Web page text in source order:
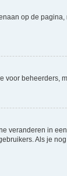
op de
voor beheerders,
veranderen in
Als je